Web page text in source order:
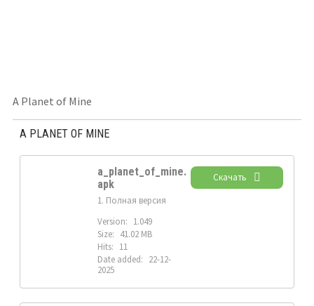
A Planet of Mine
A PLANET OF MINE
a_planet_of_mine.
apk
1. Полная версия
Version: 1.049
Size: 41.02 MB
Hits: 11
Date added: 22-12-
2025
Скачать